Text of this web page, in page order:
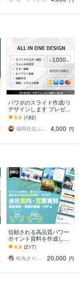
パワポのスライド作成/リ
デザインします プレゼン/
営業資料の制作をプロに
任せてみませんか？
5.0 (182)
福岡在住ふみ×スライドデザイン
4,000 円
信頼される高品質パワー
ポイント資料を作成しま
す 企画・ライティング・
デザインまで。営業に強
い資料を作ります。
4.9 (217)
松丸さりり｜シネステティカ
20,000 円